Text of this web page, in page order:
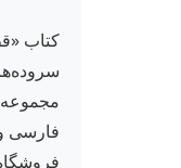
مجموعه